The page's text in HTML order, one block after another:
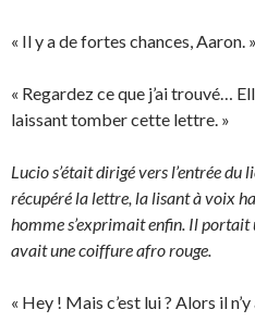
« Il y a de fortes chances, Aaron. »
« Regardez ce que j’ai trouvé…
laissant tomber cette lettre. »
Lucio s’était dirigé vers l’entrée
récupéré la lettre, la lisant à voix
homme s’exprimait enfin. Il portait
avait une coiffure afro rouge.
« Hey ! Mais c’est lui ? Alors il n’y